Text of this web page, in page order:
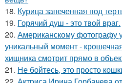
18. Курица запеченная под
19. Горячий душ - это твой враг.
20. Американскому фотографу
уникальный момент -
хищника смотрит прямо в
21. Не бойтесь, это просто